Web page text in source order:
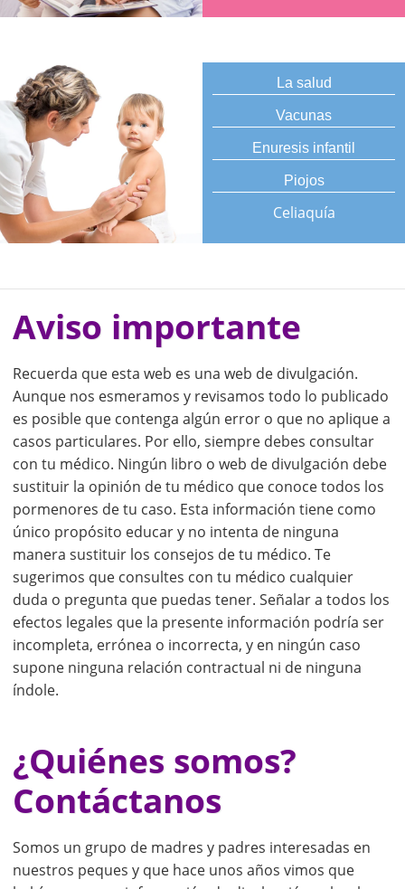
La salud
Vacunas
Enuresis infantil
Piojos
Celiaquía
Aviso importante
Recuerda que esta web es una web de divulgación.
Aunque nos esmeramos y revisamos todo lo publicado
es posible que contenga algún error o que no aplique a
casos particulares. Por ello, siempre debes consultar
con tu médico. Ningún libro o web de divulgación debe
sustituir la opinión de tu médico que conoce todos los
pormenores de tu caso. Esta información tiene como
único propósito educar y no intenta de ninguna
manera sustituir los consejos de tu médico. Te
sugerimos que consultes con tu médico cualquier
duda o pregunta que puedas tener. Señalar a todos los
efectos legales que la presente información podría ser
incompleta, errónea o incorrecta, y en ningún caso
supone ninguna relación contractual ni de ninguna
índole.
¿Quiénes somos?
Contáctanos
Somos un grupo de madres y padres interesadas en
nuestros peques y que hace unos años vimos que